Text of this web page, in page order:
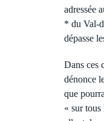
adressée
* du Val-
dépasse
Dans ces
dénonce
que
« sur tous